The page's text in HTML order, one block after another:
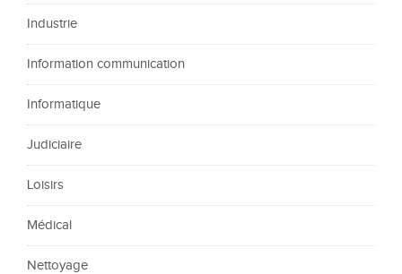
Industrie
Information communication
Informatique
Judiciaire
Loisirs
Médical
Nettoyage